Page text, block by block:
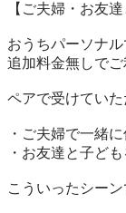
【ご夫婦・お友
おうちパーソナ
追加料金無しでご
ペアで受けていた
・ご夫婦で一緒
・お友達と子ど
こういったシー